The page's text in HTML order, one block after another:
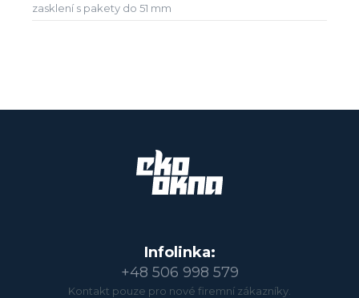
zasklení s pakety do 51 mm
Infolinka:
+48 506 998 579
Kontakt pouze pro nové firemní zákazníky.